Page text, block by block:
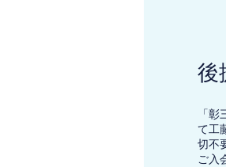
後
「
て工
切不
ご入